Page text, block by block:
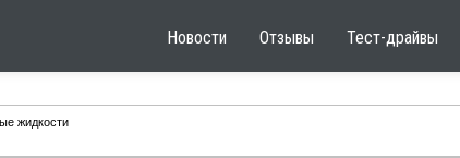
Новости Отзывы Тест-драйвы
жидкости